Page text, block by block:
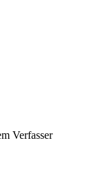
Verfasser